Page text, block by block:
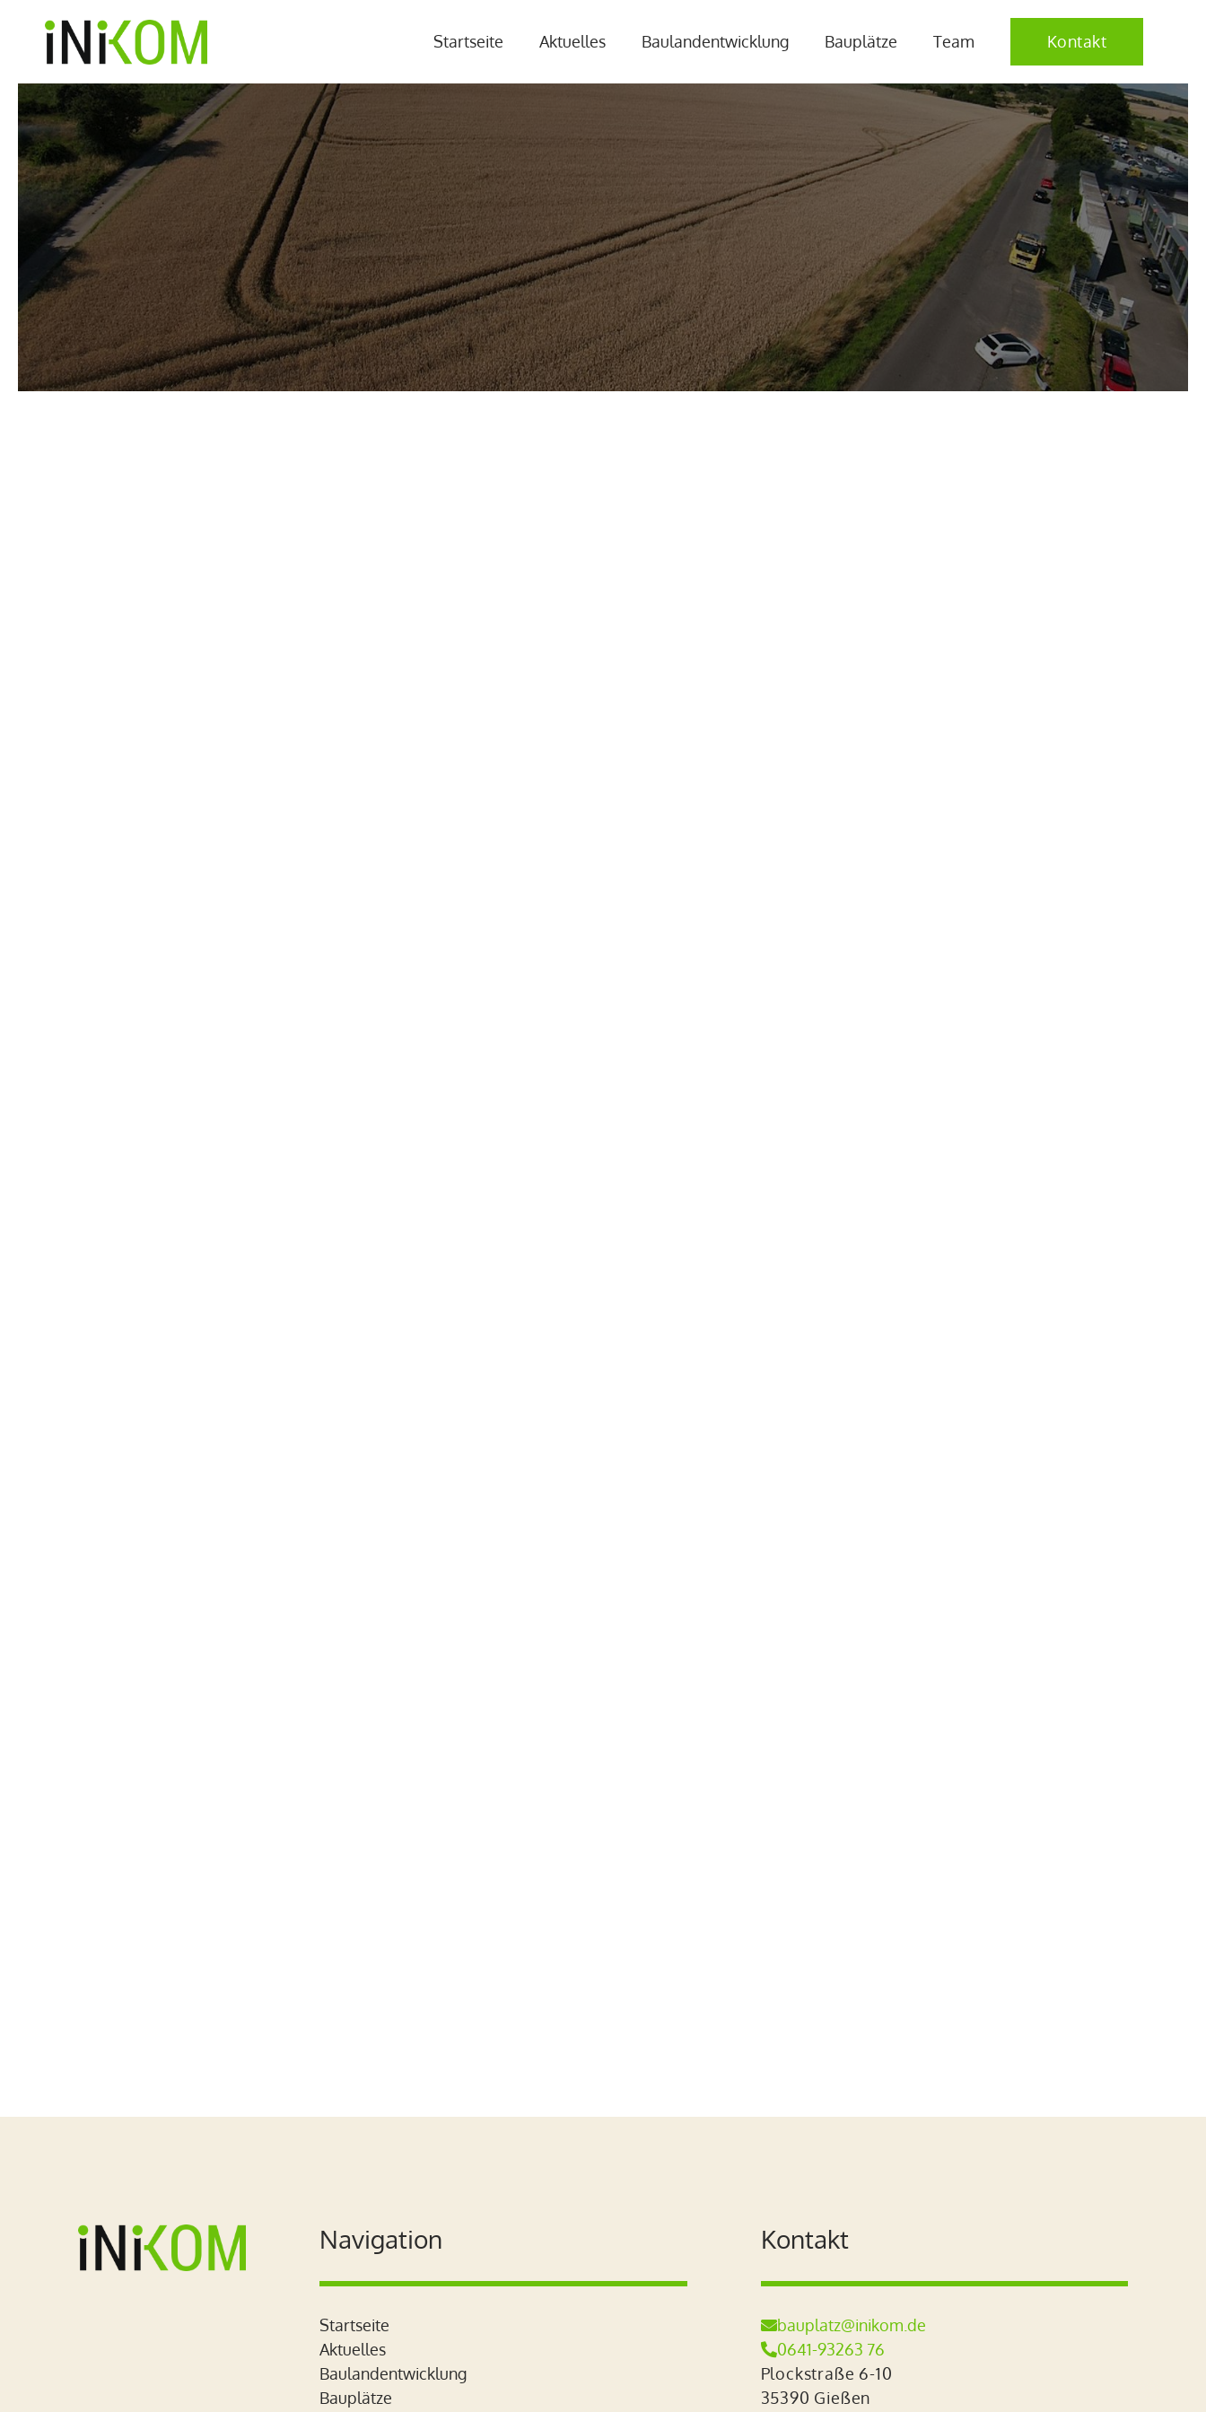
Startseite Aktuelles Baulandentwicklung Bauplätze Team Kontakt
Navigation
Startseite
Aktuelles
Baulandentwicklung
Bauplätze
Kontakt
bauplatz@inikom.de
0641-93263 76
Plockstraße 6-10
35390 Gießen